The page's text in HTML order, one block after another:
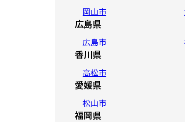
岡山市
広島県
広島市
香川県
高松市
愛媛県
松山市
福岡県